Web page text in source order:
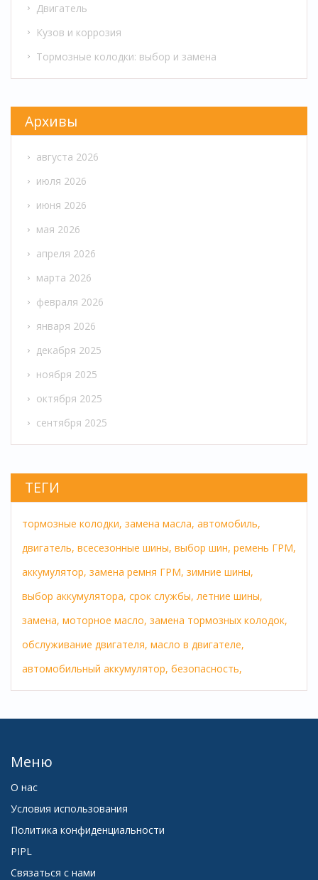
Двигатель
Кузов и коррозия
Тормозные колодки: выбор и замена
Архивы
августа 2026
июля 2026
июня 2026
мая 2026
апреля 2026
марта 2026
февраля 2026
января 2026
декабря 2025
ноября 2025
октября 2025
сентября 2025
ТЕГИ
тормозные колодки, замена масла, автомобиль,
двигатель, всесезонные шины, выбор шин, ремень ГРМ,
аккумулятор, замена ремня ГРМ, зимние шины,
выбор аккумулятора, срок службы, летние шины,
замена, моторное масло, замена тормозных колодок,
обслуживание двигателя, масло в двигателе,
автомобильный аккумулятор, безопасность,
Меню
О нас
Условия использования
Политика конфиденциальности
PIPL
Связаться с нами